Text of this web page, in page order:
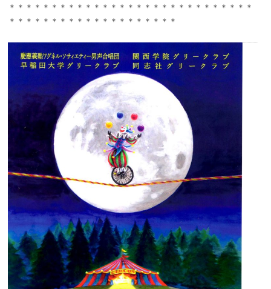
＊＊＊＊＊＊＊＊＊＊＊＊＊＊＊＊＊＊＊＊＊＊＊＊＊＊＊＊＊
＊＊＊＊＊＊＊＊＊＊＊＊＊＊＊＊＊＊＊＊